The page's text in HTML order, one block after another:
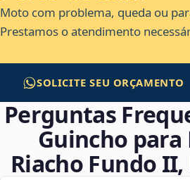
Moto com problema, queda ou
Prestamos o atendimento
SOLICITE SEU ORÇAMENTO
Perguntas
Guincho
Riacho Fundo II,